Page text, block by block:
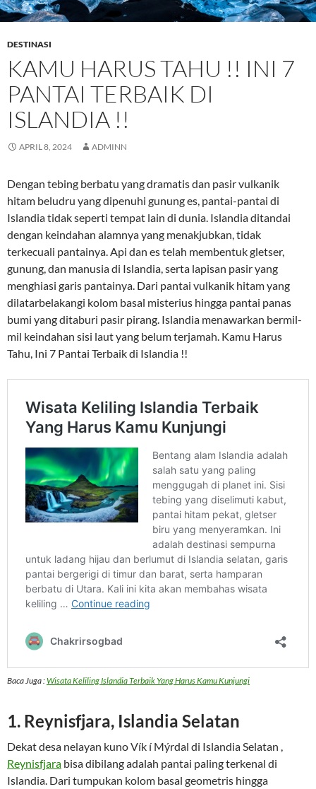
DESTINASI
KAMU HARUS TAHU !! INI 7
PANTAI TERBAIK DI
ISLANDIA !!
APRIL 8, 2024 ADMINN
Dengan tebing berbatu yang dramatis dan pasir vulkanik
hitam beludru yang dipenuhi gunung es, pantai-pantai di
Islandia tidak seperti tempat lain di dunia. Islandia ditandai
dengan keindahan alamnya yang menakjubkan, tidak
terkecuali pantainya. Api dan es telah membentuk gletser,
gunung, dan manusia di Islandia, serta lapisan pasir yang
menghiasi garis pantainya. Dari pantai vulkanik hitam yang
dilatarbelakangi kolom basal misterius hingga pantai panas
bumi yang ditaburi pasir pirang. Islandia menawarkan bermil-
mil keindahan sisi laut yang belum terjamah. Kamu Harus
Tahu, Ini 7 Pantai Terbaik di Islandia !!
Baca Juga :Wisata Keliling Islandia Terbaik Yang Harus Kamu Kunjungi
1. Reynisfjara, Islandia Selatan
Dekat desa nelayan kuno Vík í Mýrdal di Islandia Selatan ,
Reynisfjara bisa dibilang adalah pantai paling terkenal di
Islandia. Dari tumpukan kolom basal geometris hingga